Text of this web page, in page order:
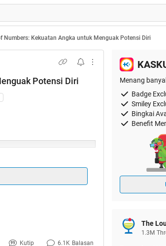
Numbers: Kekuatan Angka untuk Menguak Potensi Diri
Potensi Diri
Kutip 6.1K Balasan
Menang
Badge
Smiley
Bingkai
Benefit
The
1.3M